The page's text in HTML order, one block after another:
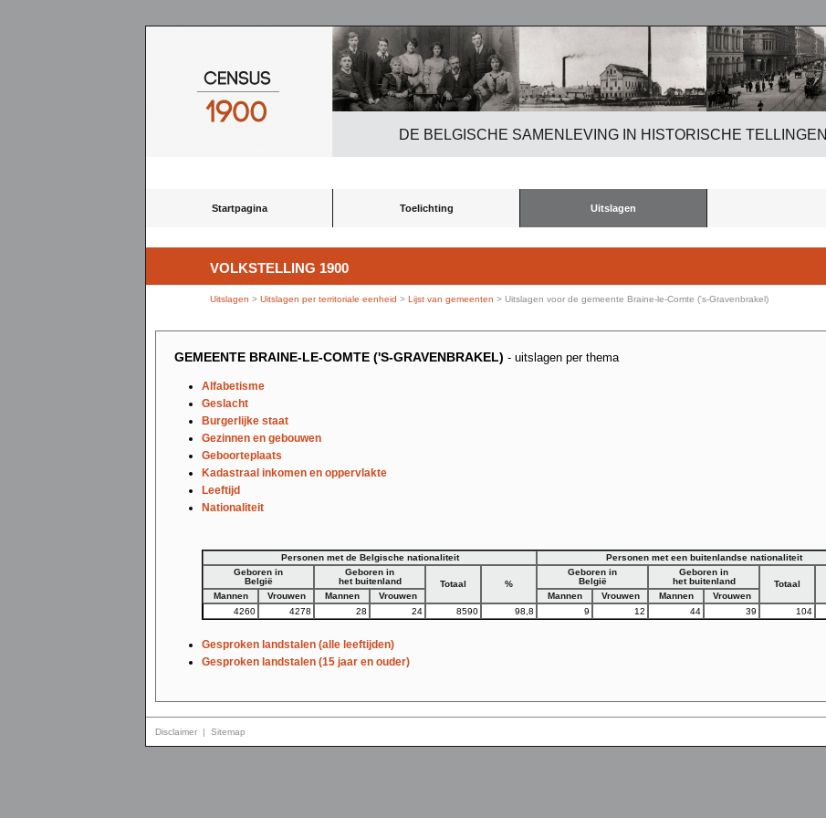
DE BELGISCHE SAMENLEVING IN HISTORISCHE TELLINGEN
Startpagina Toelichting Uitslagen
VOLKSTELLING 1900
Uitslagen > Uitslagen per territoriale eenheid > Lijst van gemeenten > Uitslagen voor de gemeente Braine-le-Comte ('s-Gravenbrakel)
GEMEENTE BRAINE-LE-COMTE ('S-GRAVENBRAKEL) - uitslagen per thema
Alfabetisme
Geslacht
Burgerlijke staat
Gezinnen en gebouwen
Geboorteplaats
Kadastraal inkomen en oppervlakte
Leeftijd
Nationaliteit
Personen met de Belgische nationaliteit
Personen met een buitenlandse nationaliteit
Geboren in
België
Geboren in
het buitenland
Totaal %
Geboren in
België
Geboren in
het buitenland
Totaal
Mannen
Vrouwen Mannen Vrouwen Mannen Vrouwen Mannen
Vrouwen
4260
4278 28 24 8590 98,8 9 12 44 39 104
Gesproken landstalen (alle leeftijden)
Gesproken landstalen (15 jaar en ouder)
Disclaimer | Sitemap